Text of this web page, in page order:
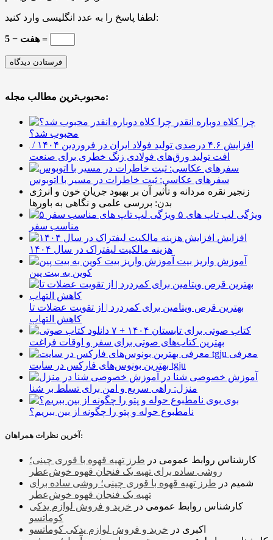
لطفا پاسخ را به عدد انگلیسی وارد کنید:
هفت − 5 =
محبوب‌ترین مطالب مجله:
چرا کلاه دوباره انقدر
محبوب شد؟
افزایش ۴.۶ درصدی تولید فولاد ایران در فروردین ۱۴۰۴ /
افت تولید ورق‌های فولادی زنگ خطری برای صنعت
سفرهای عکاسی: ثبت خاطرات در مسیر با اتوبوس
زنجیر نقره مردانه و تأثیر آن بر بهبود جریان خون و انرژی
بدن: بررسی علمی و نگاهی به باورها
۵ ویژگی لپ تاپ های
مناسب سفر
افزایش
هزینه مالکیت لیفتراک در سال ۱۴۰۴
آموزش واریز بیت
کوین به بیت پین
بهترین قرص ویتامین برای کمردرد | از تقویت عضلات تا
کاهش التهاب
۷ کتاب صوتی برای تابستان ۱۴۰۴ +
بهترین کتاب‌های صوتی برای سفر و اوقات فراغت
معرفی
بهترین بونوس‌های فارکس در سایت tgju
آموزش خصوصی شنا در
منزل: راهی سریع و امن برای تسلط بر شنا
بوی
نامطبوع حوله و پتو را چگونه از بین ببریم؟
آخرین نظرات همراهان:
کارشناس روابط عمومی در طرز تهیه قهوه با قوری چینی؛
روشی ساده برای تهیه یک فنجان قهوه خوش‌عطر
شمیم در طرز تهیه قهوه با قوری چینی؛ روشی ساده برای
تهیه یک فنجان قهوه خوش‌عطر
کارشناس روابط عمومی در خرید و فروش لوازم یدکی
کوماتسو
اکبری در خرید و فروش لوازم یدکی کوماتسو